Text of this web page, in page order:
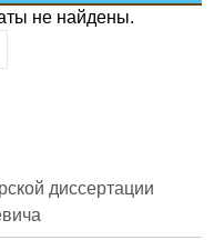
не найдены.
диссертации